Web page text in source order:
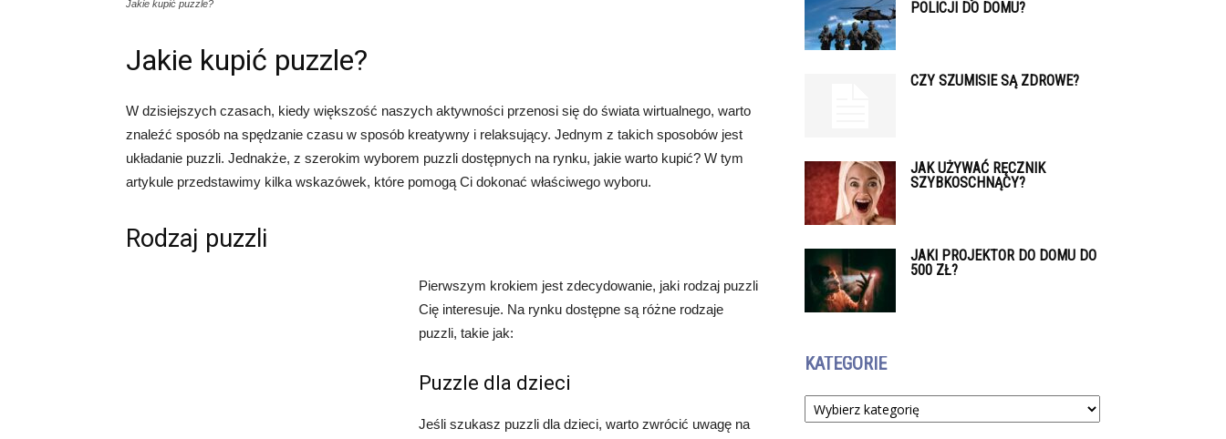
Jakie kupić puzzle?
Jakie kupić puzzle?
W dzisiejszych czasach, kiedy większość naszych aktywności przenosi się do świata wirtualnego, warto
znaleźć sposób na spędzanie czasu w sposób kreatywny i relaksujący. Jednym z takich sposobów jest
układanie puzzli. Jednakże, z szerokim wyborem puzzli dostępnych na rynku, jakie warto kupić? W tym
artykule przedstawimy kilka wskazówek, które pomogą Ci dokonać właściwego wyboru.
Rodzaj puzzli
Pierwszym krokiem jest zdecydowanie, jaki rodzaj puzzli
Cię interesuje. Na rynku dostępne są różne rodzaje
puzzli, takie jak:
Puzzle dla dzieci
Jeśli szukasz puzzli dla dzieci, warto zwrócić uwagę na
POLICJI DO DOMU?
CZY SZUMISIE SĄ ZDROWE?
JAK UŻYWAĆ RĘCZNIK
SZYBKOSCHNĄCY?
JAKI PROJEKTOR DO DOMU DO
500 ZŁ?
KATEGORIE
Kategorie